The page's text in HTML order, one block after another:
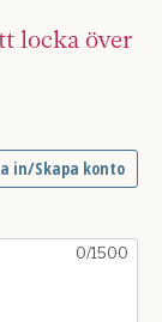
locka över